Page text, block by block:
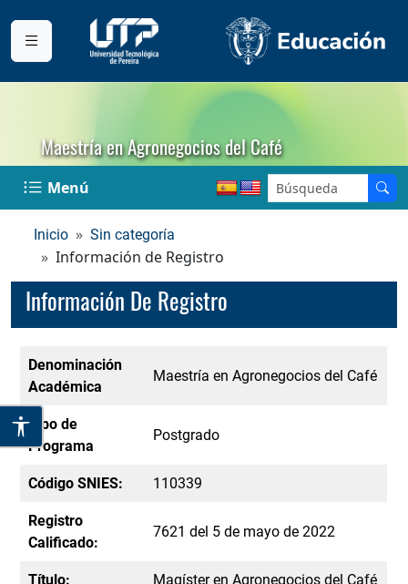
Maestría en Agronegocios del Café
Menú
Inicio Sin categoría
Información de Registro
Información De Registro
Denominación
Académica
Maestría en Agronegocios del Café
Tipo de
Programa
Postgrado
Código SNIES: 110339
Registro
Calificado:
7621 del 5 de mayo de 2022
Título: Magíster en Agronegocios del Café